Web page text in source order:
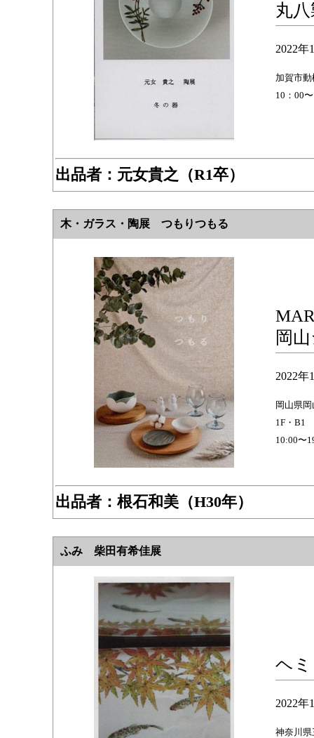
丸
2022
加賀市
10：00
出品者：元女貴之（R1卒）
木・ガラス・陶展 つもりつもる
岡
2022年
岡山県
1F・B1
10:00〜
出品者： 根石和美（H30年）
ふみ 柴田有希佳展
ヘ
2022年
神奈川